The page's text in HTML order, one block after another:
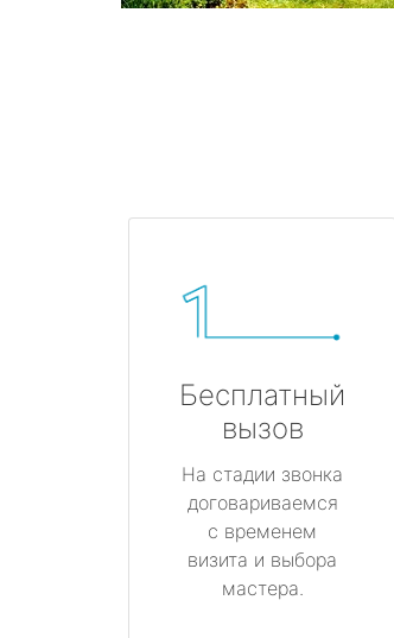
Бесплатный
вызов
На стадии звонка
договариваемся
с временем
визита и выбора
мастера.